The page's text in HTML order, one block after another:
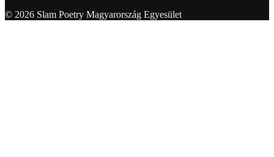
© 2026 Slam Poetry Magyarország Egyesület